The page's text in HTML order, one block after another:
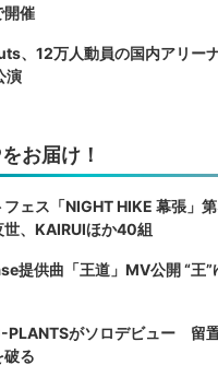
開催
、12万人動員の国内アリー
演
お届け！
ェス「NIGHT HIKE 幕張」
、KAIRUIほか40組
提供曲「王道」MV公開 “王
PLANTSがソロデビュー 留
破る